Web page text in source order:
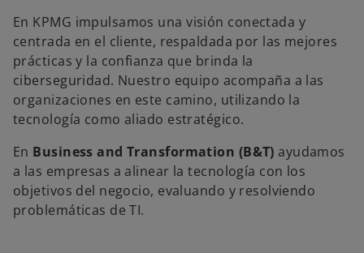
En KPMG impulsamos una visión conectada y
centrada en el cliente, respaldada por las mejores
prácticas y la confianza que brinda la
ciberseguridad. Nuestro equipo acompaña a las
organizaciones en este camino, utilizando la
tecnología como aliado estratégico.
En Business and Transformation (B&T) ayudamos
a las empresas a alinear la tecnología con los
objetivos del negocio, evaluando y resolviendo
problemáticas de TI.